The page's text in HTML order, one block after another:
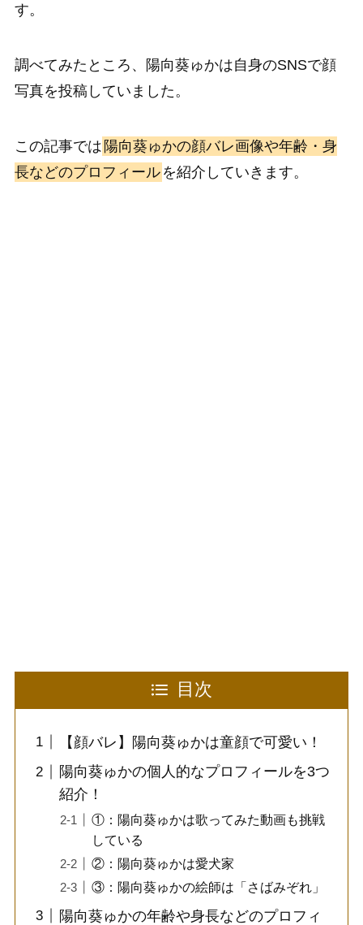
す。
調べてみたところ、陽向葵ゅかは自身のSNSで顔
写真を投稿していました。
この記事では 陽向葵ゅかの顔バレ画像や年齢・身
長などのプロフィール を紹介していきます。
目次
【顔バレ】陽向葵ゅかは童顔で可愛い！
陽向葵ゅかの個人的なプロフィールを3つ
紹介！
①：陽向葵ゅかは歌ってみた動画も挑戦
している
②：陽向葵ゅかは愛犬家
③：陽向葵ゅかの絵師は「さばみぞれ」
陽向葵ゅかの年齢や身長などのプロフィ